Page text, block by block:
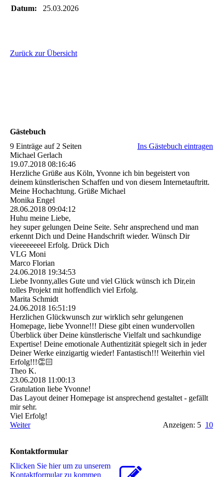
Datum:
25.03.2026
Zurück zur Übersicht
Gästebuch
9 Einträge auf 2 Seiten
Ins Gästebuch eintragen
Michael Gerlach
19.07.2018 08:16:46
Herzliche Grüße aus Köln, Yvonne ich bin begeistert von
deinem künstlerischen Schaffen und von diesem Internetauftritt.
Meine Hochachtung. Grüße Michael
Monika Engel
28.06.2018 09:04:12
Huhu meine Liebe,
hey super gelungen Deine Seite. Sehr ansprechend und man
erkennt Dich und Deine Handschrift wieder. Wünsch Dir
vieeeeeeeel Erfolg. Drück Dich
VLG Moni
Marco Florian
24.06.2018 19:34:53
Liebe Ivonny,alles Gute und viel Glück wünsch ich Dir,ein
tolles Projekt mit hoffendlich viel Erfolg.
Marita Schmidt
24.06.2018 16:51:19
Herzlichen Glückwunsch zur wirklich sehr gelungenen
Homepage, liebe Yvonne!!! Diese gibt einen wundervollen
Überblick über Deine künstlerische Vielfalt und sachkundige
Expertise! Deine emotionale Authentizität spiegelt sich in jeder
Deiner Werke einzigartig wieder! Fantastisch!!! Weiterhin viel
Erfolg!!!👏🏻
Theo K.
23.06.2018 11:00:13
Gratulation liebe Yvonne!
Das Layout deiner Homepage ist ansprechend gestaltet - gefällt
mir sehr.
Viel Erfolg!
Weiter
Anzeigen: 5 10
Kontaktformular
Klicken Sie hier um zu unserem
Kon­takt­for­mu­lar zu kommen